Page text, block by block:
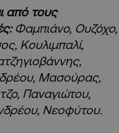
από τους
Φαμπιάνο, Ουζόχο,
Κουλιμπαλί,
Μασούρας,
Παναγιώτου,
Νεοφύτου.